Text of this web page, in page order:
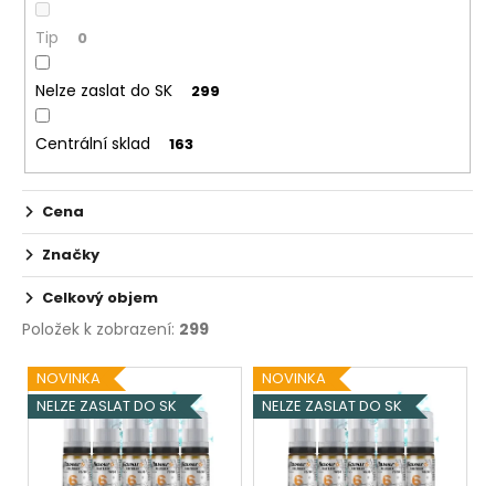
ůTip 0
Nelze zaslat do SK 299
Centrální sklad 163
Cena
Značky
Celkový objem
Položek k zobrazení: 299
V
ý
p
NOVINKA
NELZE ZASLAT DO SK
NOVINKA
NELZE ZASLAT DO SK
ELF
BAR
ELFA
POD
PŘEDNAPLNĚNÁ
CARTRIDGE
-
APPLE
PEACH
-
20MG
-
2KS
189
Původně:
225
Kč